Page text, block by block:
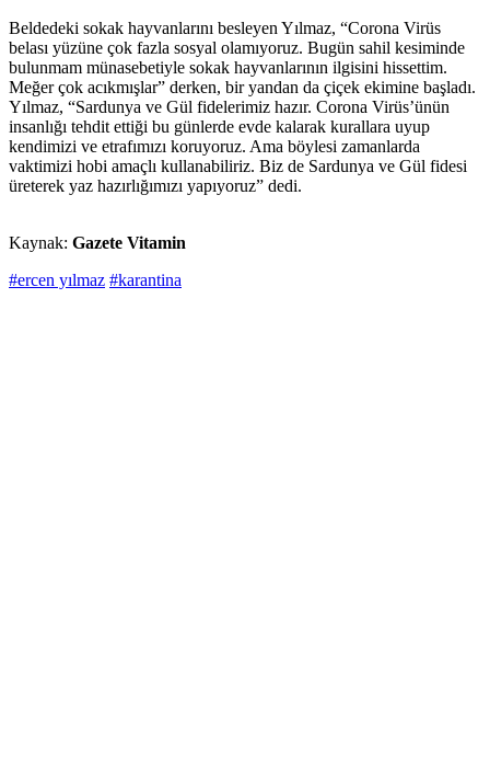
Beldedeki sokak hayvanlarını besleyen Yılmaz, “Corona Virüs
belası yüzüne çok fazla sosyal olamıyoruz. Bugün sahil kesiminde
bulunmam münasebetiyle sokak hayvanlarının ilgisini hissettim.
Meğer çok acıkmışlar” derken, bir yandan da çiçek ekimine başladı.
Yılmaz, “Sardunya ve Gül fidelerimiz hazır. Corona Virüs’ünün
insanlığı tehdit ettiği bu günlerde evde kalarak kurallara uyup
kendimizi ve etrafımızı koruyoruz. Ama böylesi zamanlarda
vaktimizi hobi amaçlı kullanabiliriz. Biz de Sardunya ve Gül fidesi
üreterek yaz hazırlığımızı yapıyoruz” dedi.
Kaynak: Gazete Vitamin
#ercen yılmaz #karantina